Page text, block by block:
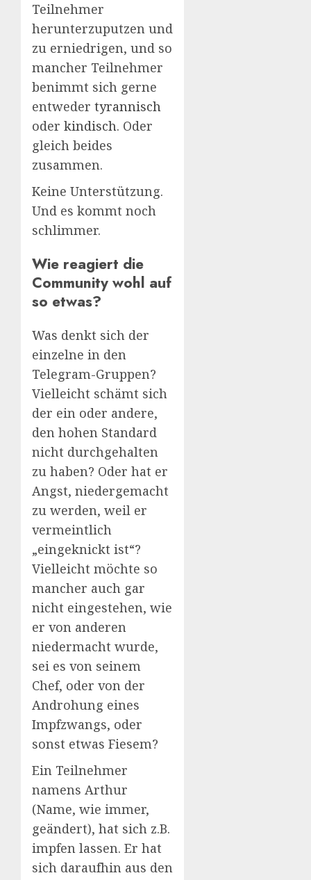
Teilnehmer
herunterzuputzen und
zu erniedrigen, und so
mancher Teilnehmer
benimmt sich gerne
entweder tyrannisch
oder kindisch. Oder
gleich beides
zusammen.
Keine Unterstützung.
Und es kommt noch
schlimmer.
Wie reagiert die
Community wohl auf
so etwas?
Was denkt sich der
einzelne in den
Telegram-Gruppen?
Vielleicht schämt sich
der ein oder andere,
den hohen Standard
nicht durchgehalten
zu haben? Oder hat er
Angst, niedergemacht
zu werden, weil er
vermeintlich
„eingeknickt ist“?
Vielleicht möchte so
mancher auch gar
nicht eingestehen, wie
er von anderen
niedermacht wurde,
sei es von seinem
Chef, oder von der
Androhung eines
Impfzwangs, oder
sonst etwas Fiesem?
Ein Teilnehmer
namens Arthur
(Name, wie immer,
geändert), hat sich z.B.
impfen lassen. Er hat
sich daraufhin aus den